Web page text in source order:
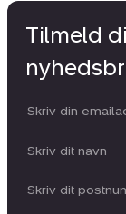
Tilmeld
Din email:
Dit navn:
Postnummer